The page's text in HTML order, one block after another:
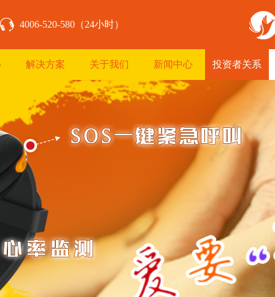
4006-520-580（24小时）
解决方案 关于我们 新闻中心 投资者关系